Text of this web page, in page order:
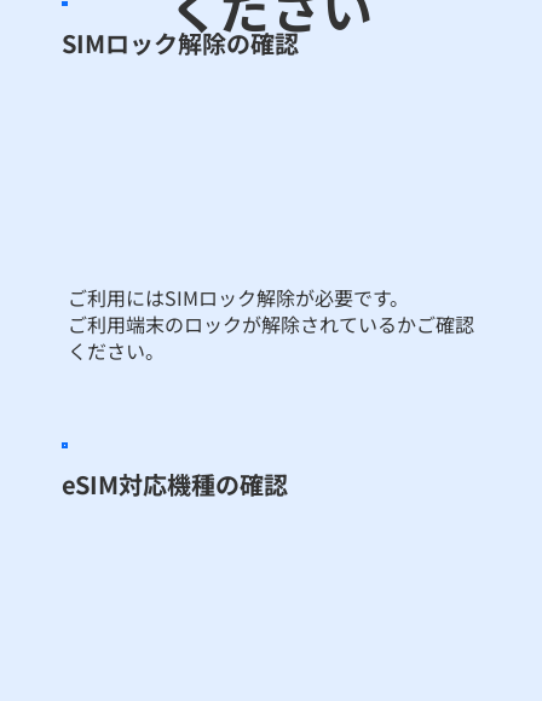
SIMロック解除の確認
ご利用にはSIMロック解除が必要です。
ご利用端末のロックが解除されているかご確認
ください。
eSIM対応機種の確認